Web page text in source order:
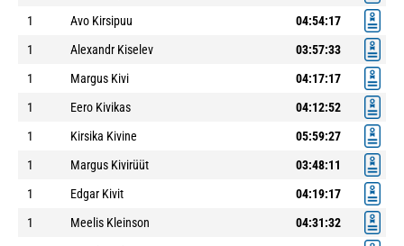
1
Avo Kirsipuu
04:54:17
1
Alexandr Kiselev
03:57:33
1
Margus Kivi
04:17:17
1
Eero Kivikas
04:12:52
1
Kirsika Kivine
05:59:27
1
Margus Kivirüüt
03:48:11
1
Edgar Kivit
04:19:17
1
Meelis Kleinson
04:31:32